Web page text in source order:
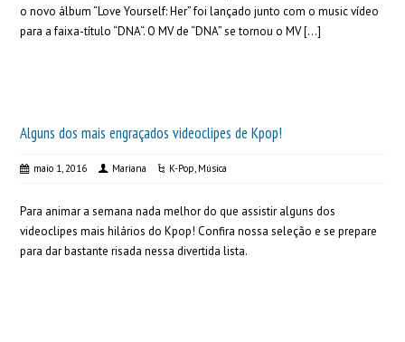
o novo álbum “Love Yourself: Her” foi lançado junto com o music vídeo
para a faixa-título “DNA“. O MV de “DNA” se tornou o MV […]
Alguns dos mais engraçados videoclipes de Kpop!
maio 1, 2016 Mariana K-Pop, Música
Para animar a semana nada melhor do que assistir alguns dos
videoclipes mais hilários do Kpop! Confira nossa seleção e se prepare
para dar bastante risada nessa divertida lista.